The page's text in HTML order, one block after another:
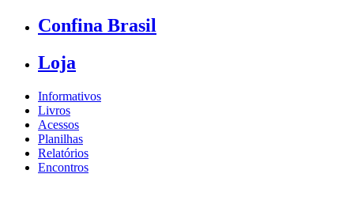
Confina Brasil
Loja
Informativos
Livros
Acessos
Planilhas
Relatórios
Encontros